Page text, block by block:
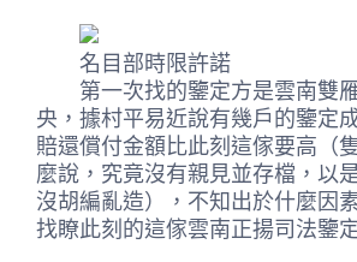
名目部時限許諾
第一次找的鑒定方是雲南雙
央，據村平易近說有幾戶的鑒定
賠還償付金額比此刻這傢要高（
麼說，究竟沒有親見並存檔，以
沒胡編亂造），不知出於什麼因
找瞭此刻的這傢雲南正揚司法鑒